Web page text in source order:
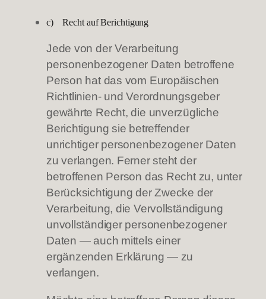
c) Recht auf Berichtigung
Jede von der Verarbeitung
personenbezogener Daten betroffene
Person hat das vom Europäischen
Richtlinien- und Verordnungsgeber
gewährte Recht, die unverzügliche
Berichtigung sie betreffender
unrichtiger personenbezogener Daten
zu verlangen. Ferner steht der
betroffenen Person das Recht zu, unter
Berücksichtigung der Zwecke der
Verarbeitung, die Vervollständigung
unvollständiger personenbezogener
Daten — auch mittels einer
ergänzenden Erklärung — zu
verlangen.